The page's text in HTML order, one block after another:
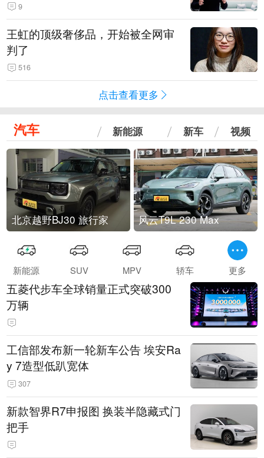
9
王虹的顶级奢侈品，开始被全网审
判了
516
点击查看更多
汽车 新能源 新车 视频
北京越野BJ30 旅行家 风云T9L 230 Max
新能源 SUV MPV 轿车 更多
五菱代步车全球销量正式突破300
万辆
工信部发布新一轮新车公告 埃安Ra
y 7造型低趴宽体
307
新款智界R7申报图 换装半隐藏式门
把手